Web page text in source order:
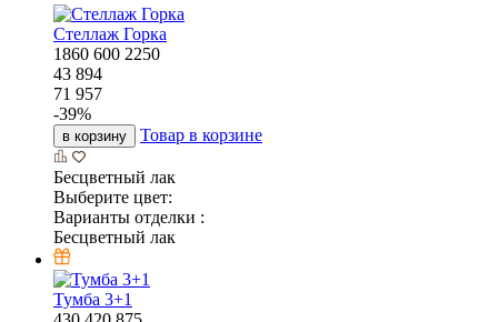
Стеллаж Горка
1860 600 2250
43 894
71 957
-39%
в корзину Товар в корзине
Бесцветный лак
Выберите цвет:
Варианты отделки :
Бесцветный лак
Тумба 3+1